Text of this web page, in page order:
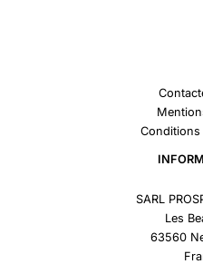
Conditions
SARL
Les
63560